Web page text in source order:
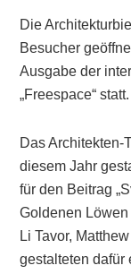
Die
Besucher
Ausgabe der
„Freespace“ statt.
Das Architekten-
diesem Jahr
für den Beitrag
Goldenen
Li Tavor,
gestalteten dafür